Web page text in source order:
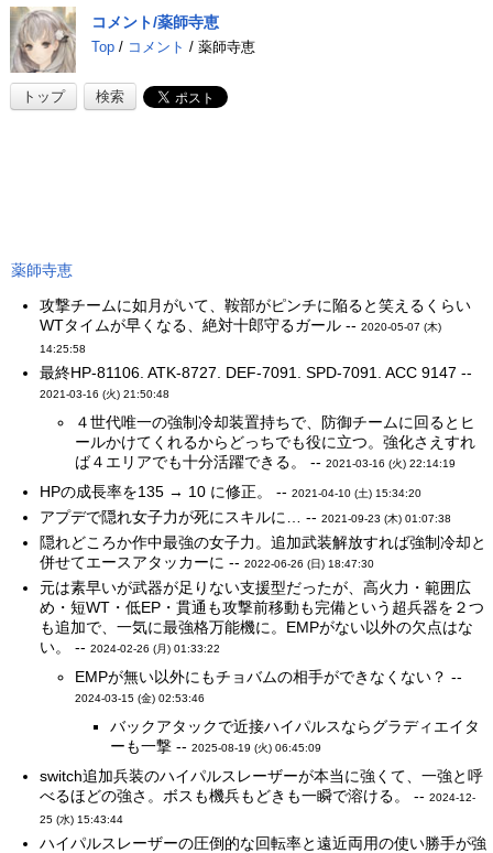
コメント/薬師寺恵
Top/ コメント / 薬師寺恵
トップ 検索
薬師寺恵
攻撃チームに如月がいて、鞍部がピンチに陥ると笑えるくらい
WTタイムが早くなる、絶対十郎守るガール --2020-05-07 (木)
14:25:58
最終HP-81106. ATK-8727. DEF-7091. SPD-7091. ACC 9147 --
2021-03-16 (火) 21:50:48
４世代唯一の強制冷却装置持ちで、防御チームに回るとヒ
ールかけてくれるからどっちでも役に立つ。強化さえすれ
ば４エリアでも十分活躍できる。 --2021-03-16 (火) 22:14:19
HPの成長率を135 → 10 に修正。 --2021-04-10 (土) 15:34:20
アプデで隠れ女子力が死にスキルに… --2021-09-23 (木) 01:07:38
隠れどころか作中最強の女子力。追加武装解放すれば強制冷却と
併せてエースアタッカーに --2022-06-26 (日) 18:47:30
元は素早いが武器が足りない支援型だったが、高火力・範囲広
め・短WT・低EP・貫通も攻撃前移動も完備という超兵器を２つ
も追加で、一気に最強格万能機に。EMPがない以外の欠点はな
い。 --2024-02-26 (月) 01:33:22
EMPが無い以外にもチョバムの相手ができなくない？ --
2024-03-15 (金) 02:53:46
バックアタックで近接ハイパルスならグラディエイタ
ーも一撃 --2025-08-19 (火) 06:45:09
switch追加兵装のハイパルスレーザーが本当に強くて、一強と呼
べるほどの強さ。ボスも機兵もどきも一瞬で溶ける。 --2024-12-
25 (水) 15:43:44
ハイパルスレーザーの圧倒的な回転率と遠近両用の使い勝手が強